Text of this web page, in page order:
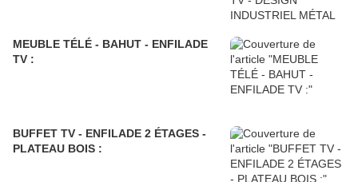
MEUBLE TÉLÉ - BAHUT - ENFILADE
TV :
BUFFET TV - ENFILADE 2 ÉTAGES -
PLATEAU BOIS :